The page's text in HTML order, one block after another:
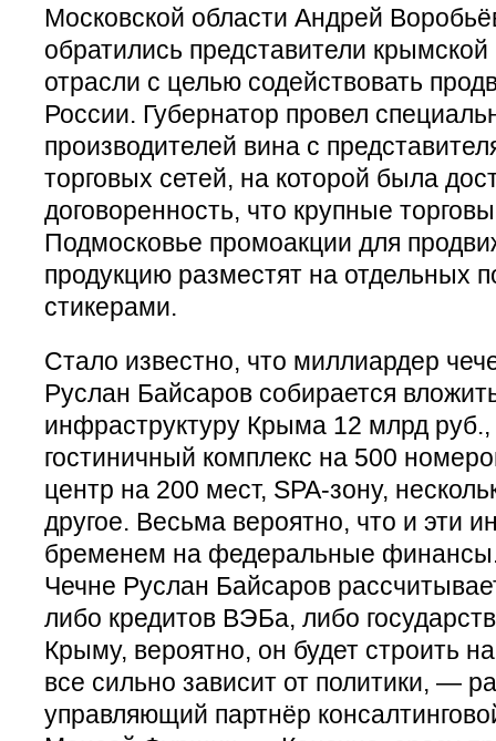
Московской области Андрей
обратились представители крымской
отрасли с целью содействовать
России. Губернатор провел
производителей вина с
торговых сетей, на которой была
договоренность, что крупные
Подмосковье промоакции для
продукцию разместят на отдельных
стикерами.
Стало известно, что миллиардер
Руслан Байсаров собирается
инфраструктуру Крыма 12 млрд руб.,
гостиничный комплекс на 500
центр на 200 мест, SPA-зону,
другое. Весьма вероятно, что и эти
бременем на федеральные
Чечне Руслан Байсаров
либо кредитов ВЭБа, либо
Крыму, вероятно, он будет строить
все сильно зависит от политики, —
управляющий партнёр